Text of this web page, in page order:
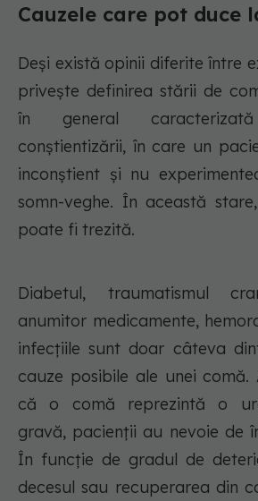
Cauzele care pot duce
Deși există opinii diferite între
privește definirea stării de
în general
conștientizării, în care un
inconștient și nu
somn-veghe. În această
poate fi trezită.
Diabetul, traumatismul
anumitor medicamente,
infecțiile sunt doar câteva
cauze posibile ale unei comă.
că o comă reprezintă o
gravă, pacienții au nevoie de
În funcție de gradul de
decesul sau recuperarea din